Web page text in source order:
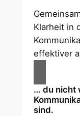
Klarheit in
effektiver
… du nicht
sind.